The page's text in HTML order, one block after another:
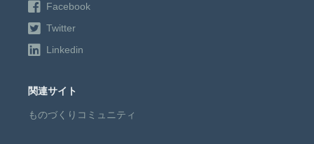
Facebook
Twitter
Linkedin
関連サイト
ものづくりコミュニティ